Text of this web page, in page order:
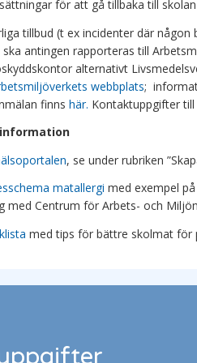
för att gå tillbaka till
tillbud (t ex incidenter där
antingen rapporteras till
alternativt
webbplats;
finnshär. Kontaktuppgifter
ation
, se under rubriken
matallergi med exempel
med Centrum för Arbets- och
med tips för bättre skolmat för